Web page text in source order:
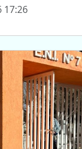
17:26